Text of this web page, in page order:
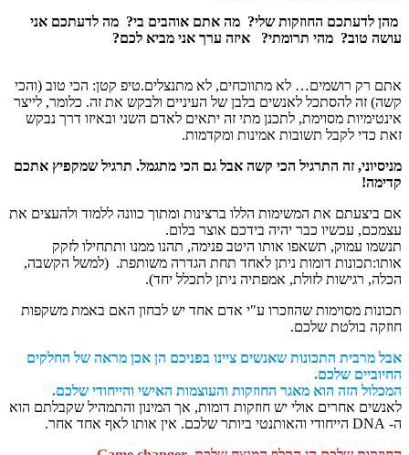
לדעתכם החוזקות שלי? מה אתם אוהבים בי? מה לדעתכם אני
טוב? מהי תרומתי? איזה ערך אני מביא לכם?
רק רושמים… לא מתווכחים, לא מתנצלים.טיפ קטן: הכי טוב (והכי
זה להסתכל לאנשים בלבן של העיניים ולבקש את זה. כלומר, לייצר
מסוימת, לתכנן מתי זה יתאים לאדם השני ובאיזו דרך נבקש
כדי לקבל תשובות אמינות ומקדמות.
זה התרגיל הכי קשה אבל גם הכי מתגמל. תרגיל שמקפיץ אתכם
את המשימות הללו ברצינות ומתוך כוונה ללמוד ולהעצים את
עכשיו כבר יהיה בידכם אוצר בלום.
עמוק, תשאפו אותו היטב פנימה, תהנו ממנו ותתחילו לזקק
דומות ניתן לאחד תחת הגדרה משותפת. (למשל הקשבה,
רגישות לזולת, אמפתיה ניתן לתכלל יחד).
מסוימות שהוזכרו ע"י אדם אחד יש לבחון האם באמת משקפות
בולטת שלכם.
מרבית התכונות שאנשים ציינו בפניכם הן אכן מראה של החלקים
שלכם.
הזה הוא מאגר החוזקות והעוצמות האישי והייחודי שלכם.
אחרים אולי יש חוזקות דומות, אך המינון והתמהיל שקבלתם הוא